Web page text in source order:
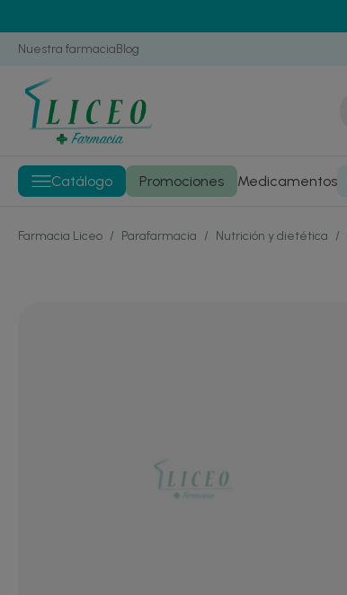
Nuestra farmaciaBlog
Catálogo Promociones Medicamentos
Farmacia Liceo / Parafarmacia / Nutrición y dietética /